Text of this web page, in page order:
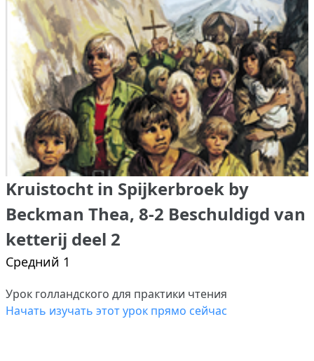
Kruistocht in Spijkerbroek by
Beckman Thea, 8-2 Beschuldigd van
ketterij deel 2
Средний 1
Урок голландского для практики чтения
Начать изучать этот урок прямо сейчас